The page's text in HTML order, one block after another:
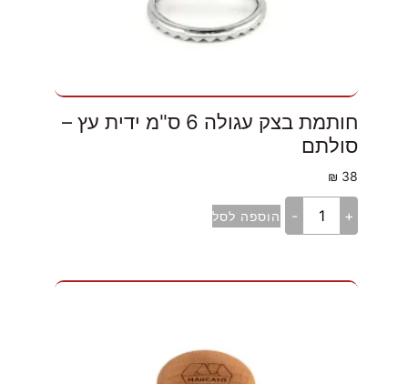
חותמת בצק עגולה 6 ס"מ ידית עץ –
סולתם
38
₪
+
- הוספה לסל